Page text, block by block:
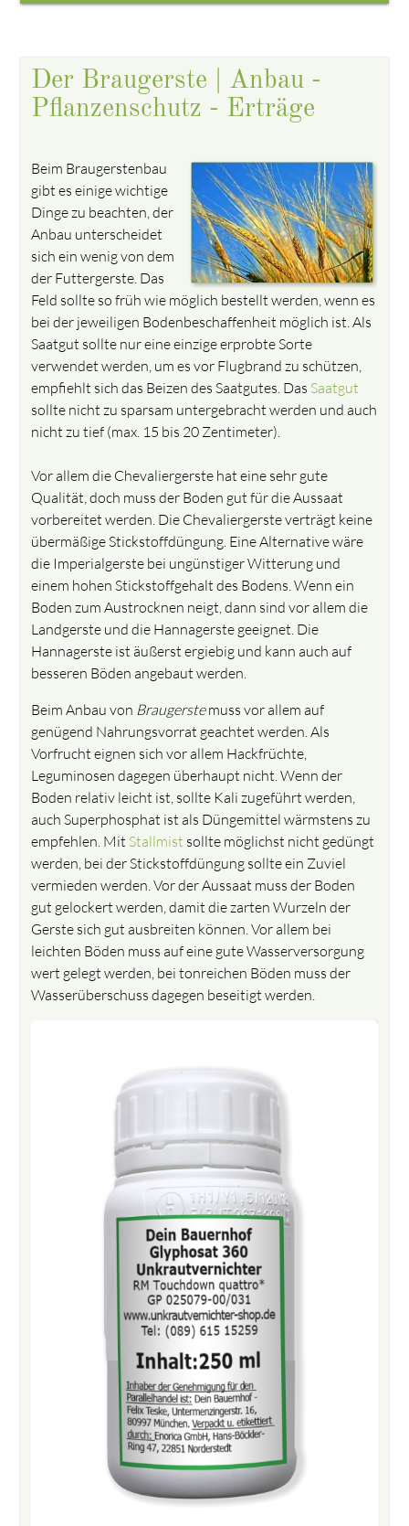
Der Braugerste | Anbau -
Pflanzenschutz - Erträge
Beim Braugerstenbau
gibt es einige wichtige
Dinge zu beachten, der
Anbau unterscheidet
sich ein wenig von dem
der Futtergerste. Das
Feld sollte so früh wie möglich bestellt werden, wenn es
bei der jeweiligen Bodenbeschaffenheit möglich ist. Als
Saatgut sollte nur eine einzige erprobte Sorte
verwendet werden, um es vor Flugbrand zu schützen,
empfiehlt sich das Beizen des Saatgutes. Das Saatgut
sollte nicht zu sparsam untergebracht werden und auch
nicht zu tief (max. 15 bis 20 Zentimeter).
Vor allem die Chevaliergerste hat eine sehr gute
Qualität, doch muss der Boden gut für die Aussaat
vorbereitet werden. Die Chevaliergerste verträgt keine
übermäßige Stickstoffdüngung. Eine Alternative wäre
die Imperialgerste bei ungünstiger Witterung und
einem hohen Stickstoffgehalt des Bodens. Wenn ein
Boden zum Austrocknen neigt, dann sind vor allem die
Landgerste und die Hannagerste geeignet. Die
Hannagerste ist äußerst ergiebig und kann auch auf
besseren Böden angebaut werden.
Beim Anbau von Braugerstemuss vor allem auf
genügend Nahrungsvorrat geachtet werden. Als
Vorfrucht eignen sich vor allem Hackfrüchte,
Leguminosen dagegen überhaupt nicht. Wenn der
Boden relativ leicht ist, sollte Kali zugeführt werden,
auch Superphosphat ist als Düngemittel wärmstens zu
empfehlen. Mit Stallmist sollte möglichst nicht gedüngt
werden, bei der Stickstoffdüngung sollte ein Zuviel
vermieden werden. Vor der Aussaat muss der Boden
gut gelockert werden, damit die zarten Wurzeln der
Gerste sich gut ausbreiten können. Vor allem bei
leichten Böden muss auf eine gute Wasserversorgung
wert gelegt werden, bei tonreichen Böden muss der
Wasserüberschuss dagegen beseitigt werden.